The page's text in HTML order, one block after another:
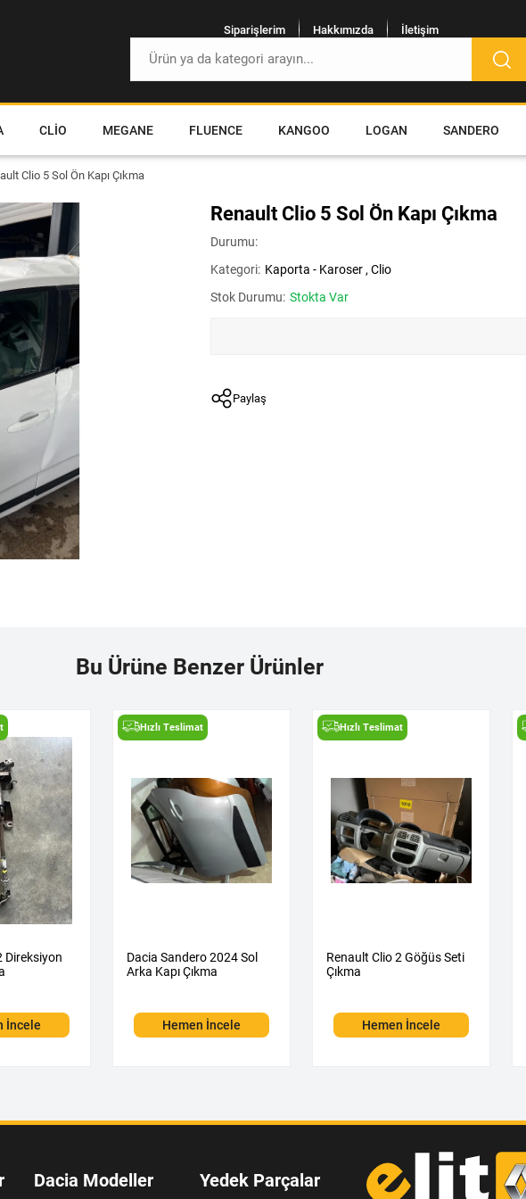
Siparişlerim Hakkımızda İletişim
CLIO MEGANE FLUENCE KANGOO LOGAN SANDERO
Clio 5 Sol Ön Kapı Çıkma
Renault Clio 5 Sol Ön Kapı Çıkma
Durumu:
Kategori: Kaporta - Karoser , Clio
Stok Durumu: Stokta Var
Paylaş
Bu Ürüne Benzer Ürünler
Direksiyon
İncele
Hızlı Teslimat
Dacia Sandero 2024 Sol
Arka Kapı Çıkma
Hemen İncele
Hızlı Teslimat
Renault Clio 2 Göğüs Seti
Çıkma
Hemen İncele
Dacia Modeller Yedek Parçalar